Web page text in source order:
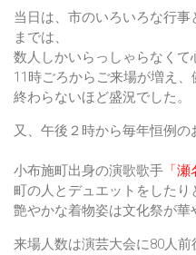
当日は、市のいろいろな行
までは、
数人しかいらっしゃらなく
11時ごろからご来場が増え
終わらないほど盛況でした。
又、午後２時から毎年恒例
小布施町出身の演歌歌手 「
町の人とデュエットをしたり
艶やかな着物姿は文化祭が華
来場人数は演芸大会に80人前